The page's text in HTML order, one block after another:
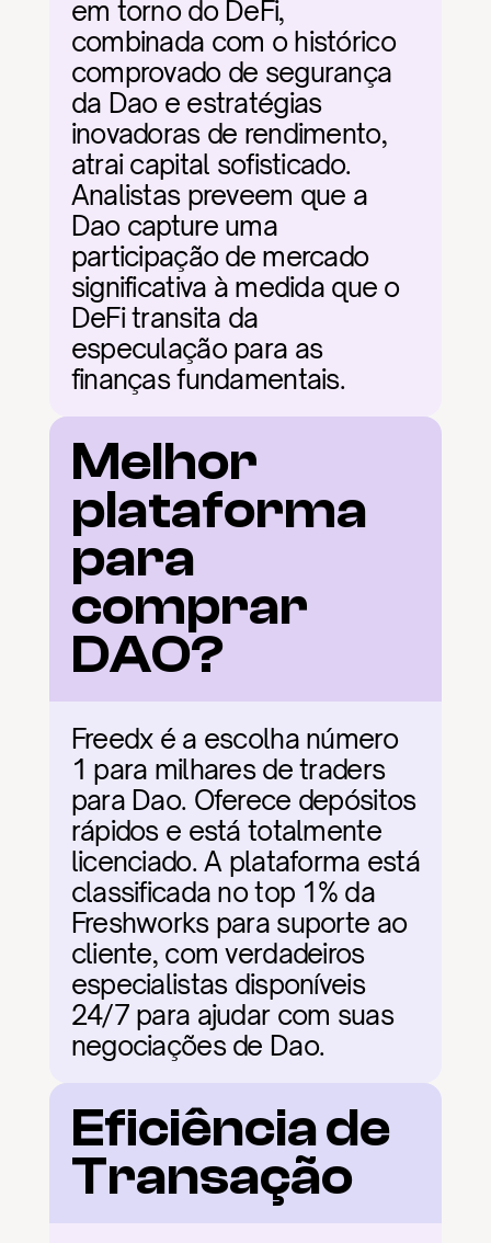
em torno do DeFi,
combinada com o histórico
comprovado de segurança
da Dao e estratégias
inovadoras de rendimento,
atrai capital sofisticado.
Analistas preveem que a
Dao capture uma
participação de mercado
significativa à medida que o
DeFi transita da
especulação para as
finanças fundamentais.
Melhor
plataforma
para
comprar
DAO?
Freedx é a escolha número
1 para milhares de traders
para Dao. Oferece depósitos
rápidos e está totalmente
licenciado. A plataforma está
classificada no top 1% da
Freshworks para suporte ao
cliente, com verdadeiros
especialistas disponíveis
24/7 para ajudar com suas
negociações de Dao.
Eficiência de
Transação